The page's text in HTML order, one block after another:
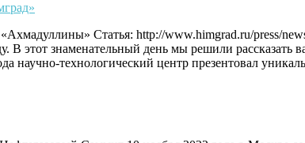
Статья: http://www.himgrad.ru/press/
В этот знаменательный день мы решили
научно-технологический центр презентовал